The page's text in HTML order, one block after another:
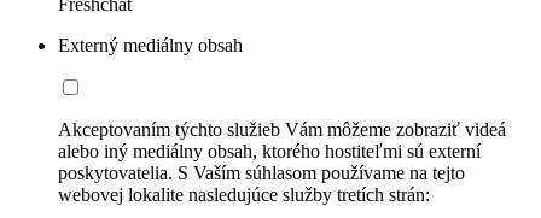
Externý mediálny obsah
Akceptovaním týchto služieb Vám môžeme zobraziť videá
alebo iný mediálny obsah, ktorého hostiteľmi sú externí
poskytovatelia. S Vaším súhlasom používame na tejto
webovej lokalite nasledujúce služby tretích strán: